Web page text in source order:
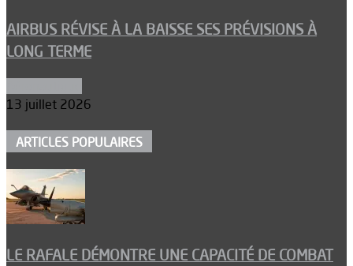
AIRBUS RÉVISE À LA BAISSE SES PRÉVISIONS À
LONG TERME
13 juillet 2026
ARTICLES POPULAIRES
LE RAFALE DÉMONTRE UNE CAPACITÉ DE COMBAT